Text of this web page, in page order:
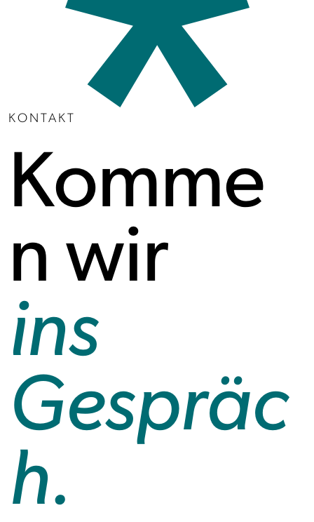
KONTAKT
Komme
n wir
ins
Gespräc
h.